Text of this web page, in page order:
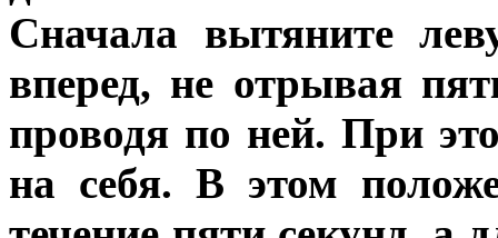
Сначала вытяните
вперед, не отрывая
проводя по ней. При
на себя. В этом